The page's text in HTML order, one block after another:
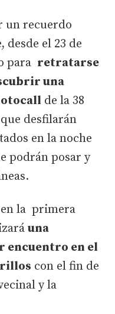
un recuerdo
el 23 de
para retratarse
una
de la 38
desfilarán
en la noche
podrán posar y
en la primera
una
encuentro en el
con el fin de
y la